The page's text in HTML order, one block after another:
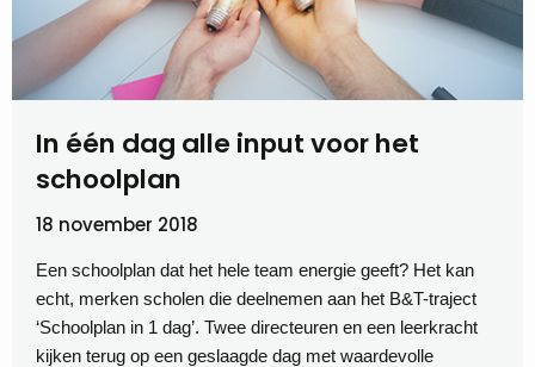
In één dag alle input voor het
schoolplan
18 november 2018
Een schoolplan dat het hele team energie geeft? Het kan
echt, merken scholen die deelnemen aan het B&T-traject
‘Schoolplan in 1 dag’. Twee directeuren en een leerkracht
kijken terug op een geslaagde dag met waardevolle